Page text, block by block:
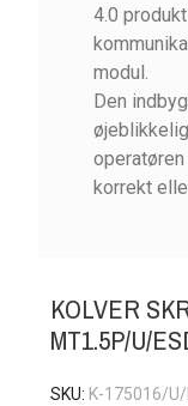
4.0
modul.
Den
korrekt
KOLVER
MT1.5P/U/
SKU K-175016/U/